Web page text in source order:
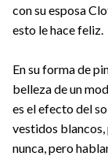
con su esposa
esto le hace feliz.
En su forma de
belleza de un
es el efecto del
vestidos blancos,
nunca, pero